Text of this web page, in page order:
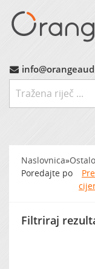
Avtoradio
Avtozvočniki
MP3 Vmesniki
Naslovnica»Ostalo
Poredajte po
Filtriraj